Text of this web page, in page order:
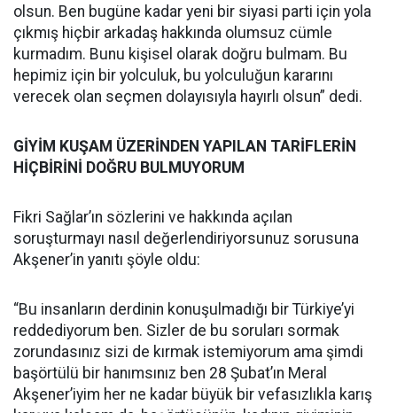
olsun. Ben bugüne kadar yeni bir siyasi parti için yola
çıkmış hiçbir arkadaş hakkında olumsuz cümle
kurmadım. Bunu kişisel olarak doğru bulmam. Bu
hepimiz için bir yolculuk, bu yolculuğun kararını
verecek olan seçmen dolayısıyla hayırlı olsun” dedi.
GİYİM KUŞAM ÜZERİNDEN YAPILAN TARİFLERİN
HİÇBİRİNİ DOĞRU BULMUYORUM
Fikri Sağlar’ın sözlerini ve hakkında açılan
soruşturmayı nasıl değerlendiriyorsunuz sorusuna
Akşener’in yanıtı şöyle oldu:
“Bu insanların derdinin konuşulmadığı bir Türkiye’yi
reddediyorum ben. Sizler de bu soruları sormak
zorundasınız sizi de kırmak istemiyorum ama şimdi
başörtülü bir hanımsınız ben 28 Şubat’ın Meral
Akşener’iyim her ne kadar büyük bir vefasızlıkla karış